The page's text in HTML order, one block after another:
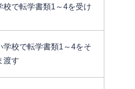
校で転学書類1～4を受け
学校で転学書類1～4をそ
渡す